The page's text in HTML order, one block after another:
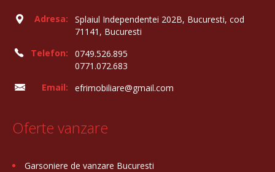
Adresa:
Splaiul Independentei 202B, Bucuresti, cod
71141, Bucuresti
Telefon:
0749.526.895
0771.072.683
Email:
efrimobiliare@gmail.com
Oferte vanzare
Garsoniere de vanzare Bucuresti